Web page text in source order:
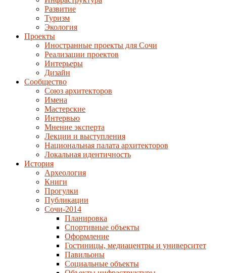
Развитие
Туризм
Экология
Проекты
Иностранные проекты для Сочи
Реализации проектов
Интерьеры
Дизайн
Сообщество
Союз архитекторов
Имена
Мастерские
Интервью
Мнение эксперта
Лекции и выступления
Национальная палата архитекторов
Локальная идентичность
История
Археология
Книги
Прогулки
Публикации
Сочи-2014
Планировка
Спортивные объекты
Оформление
Гостиницы, медиацентры и университет
Павильоны
Социальные объекты